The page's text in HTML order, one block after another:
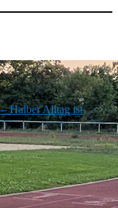
Halber Alltag ist